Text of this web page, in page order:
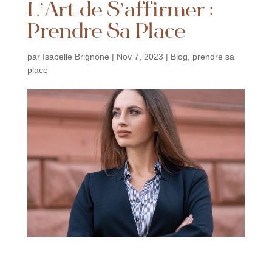
L’Art de S’affirmer :
Prendre Sa Place
par Isabelle Brignone | Nov 7, 2023 | Blog, prendre sa
place